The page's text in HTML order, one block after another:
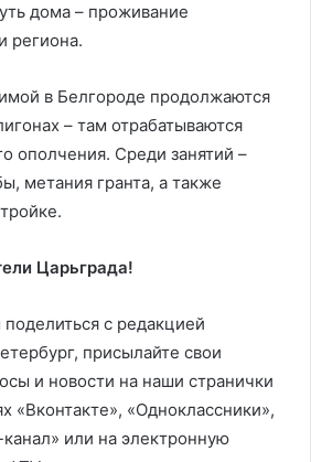
дома – проживание
региона.
в Белгороде продолжаются
– там отрабатываются
ополчения. Среди занятий –
метания гранта, а также
Царьграда!
с редакцией
присылайте свои
и новости на наши странички
«Вконтакте», «Одноклассники»,
или на электронную